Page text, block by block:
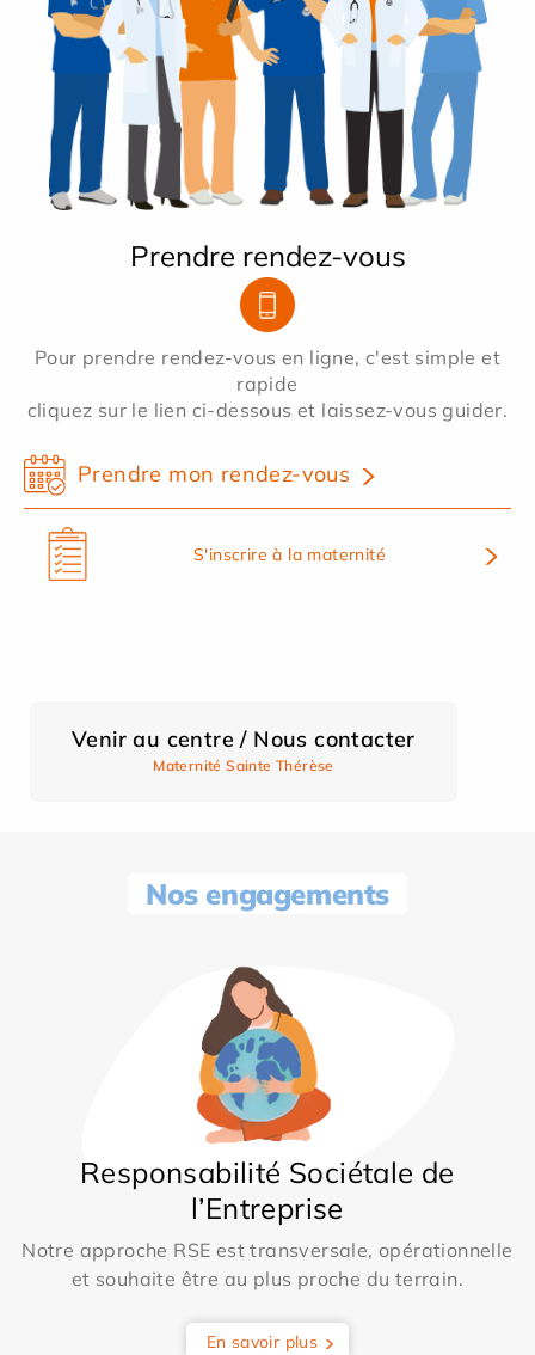
Prendre rendez-vous
Pour prendre rendez-vous en ligne, c'est simple et
rapide
cliquez sur le lien ci-dessous et laissez-vous guider.
Prendre mon rendez-vous
S'inscrire à la maternité
Venir au centre / Nous contacter
Maternité Sainte Thérèse
Nos engagements
Responsabilité Sociétale de
l’Entreprise
Notre approche RSE est transversale, opérationnelle
et souhaite être au plus proche du terrain.
En savoir plus